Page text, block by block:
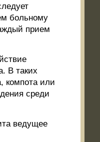
больному
прием
В таких
компота или
среди
ведущее